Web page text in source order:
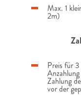
Max. 1
2m)
Preis für
Zahlung
vor der